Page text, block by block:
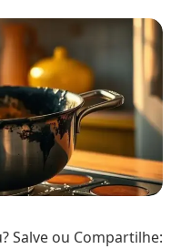
Salve ou Compartilhe: